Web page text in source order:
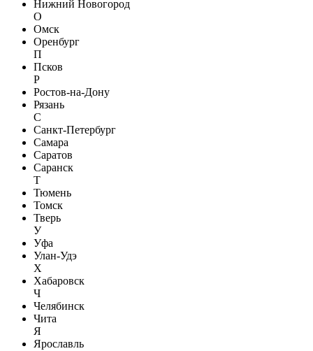
Нижний Новогород
О
Омск
Оренбург
П
Псков
Р
Ростов-на-Дону
Рязань
С
Санкт-Петербург
Самара
Саратов
Саранск
Т
Тюмень
Томск
Тверь
У
Уфа
Улан-Удэ
Х
Хабаровск
Ч
Челябинск
Чита
Я
Ярославль